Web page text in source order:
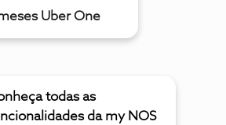
Uber One
todas as
da my NOS